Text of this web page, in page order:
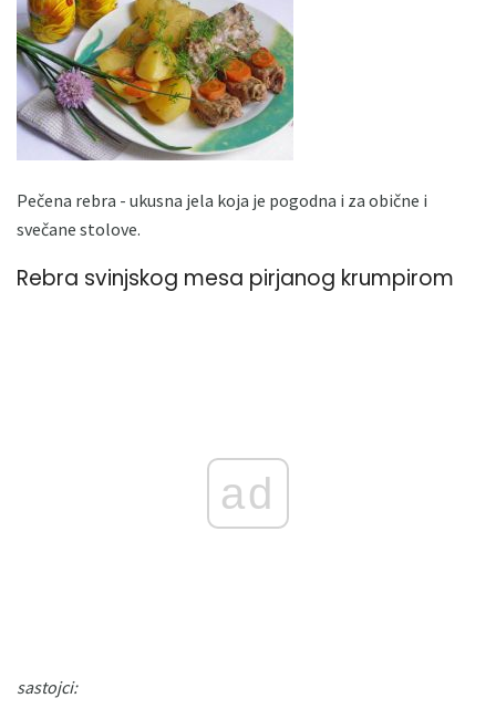
Pečena rebra - ukusna jela koja je pogodna i za obične i
svečane stolove.
Rebra svinjskog mesa pirjanog krumpirom
ad
sastojci: